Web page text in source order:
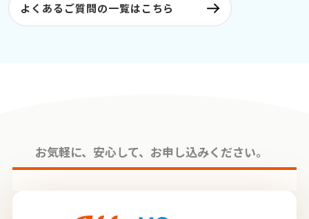
よくあるご質問の一覧はこちら
お気軽に、安⼼して、お申し込みください。